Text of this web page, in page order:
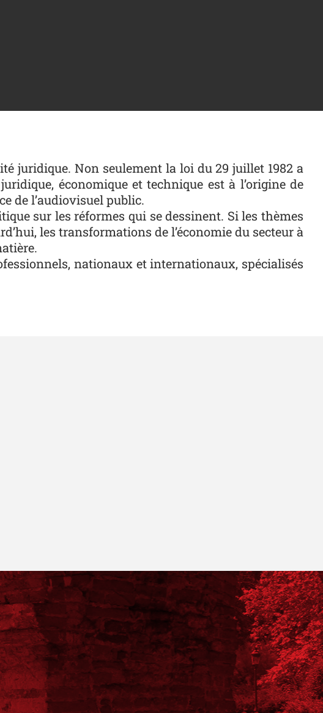
juridique. Non seulement la loi du 29 juillet 1982 a
économique et technique est à l’origine de
de l’audiovisuel public.
sur les réformes qui se dessinent. Si les thèmes
les transformations de l’économie du secteur à
nationaux et internationaux, spécialisés